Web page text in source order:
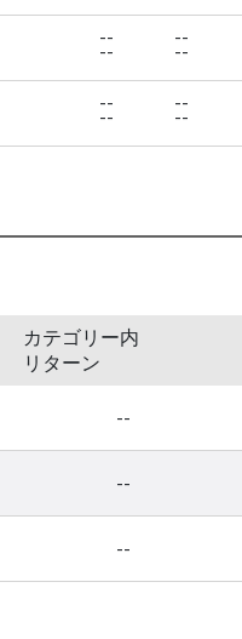
--
--
--
--
--
--
--
--
カテゴリー内
リターン
--
--
--